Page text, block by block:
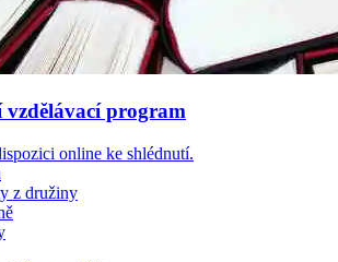
vzdělávací program
online ke shlédnutí.
z družiny